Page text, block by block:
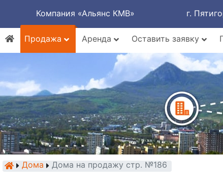
Компания «Альянс КМВ» г.
Продажа
Аренда Оставить заявку
Дома Дома на продажу стр. №186